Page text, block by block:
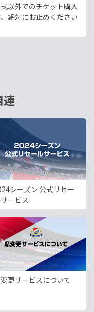
以外でのチケット購入
絶対にお止めください
連
シーズン 公式リセー
ービス
更サービスについて